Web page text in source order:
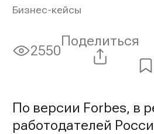
Бизнес-кейсы
Просмотры:
2550
Поделиться
По версии Forbes, в
работодателей